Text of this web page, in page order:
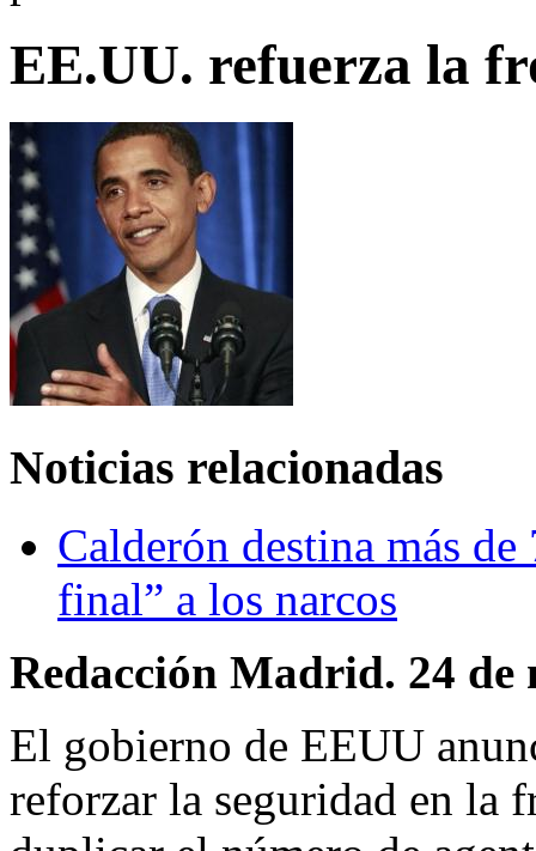
EE.UU. refuerza la
Noticias relacionadas
Calderón destina más
final” a los narcos
Redacción Madrid. 24 de
El gobierno de EEUU
reforzar la seguridad en la